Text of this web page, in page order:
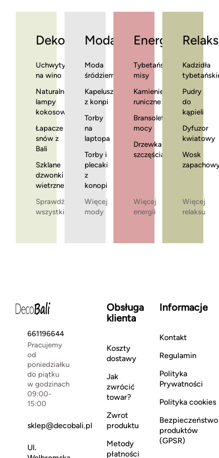
Dekoracje
Uchwyty
na wino
Naturalne
lampy
kokosowe
Łapacze
snów z
Bali
Szklane
dzwonki
wietrzne
Sprawdź
wszystkie
Moda
Moda
śródziemnomorska
Kapelusze
z konpi
Torby
na
laptopa
Torby i
plecaki
z
konopi
Więcej
mody
Energia
Tybetańskie
misy
Kamienie
runiczne
Bransoletki
mocy
Drzewka
szczęścia
Więcej
energii
Relaks
Kadzidła
Pudry
do
kąpieli
Dyfuzor
kwiatowy
Wosk
Więcej
relaksu
661196644
Pracujemy
od
poniedziałku
do piątku
w godzinach
09:00-
15:00
sklep@decobali.pl
Ul.
Obsługa
klienta
Koszty
dostawy
Jak
zwrócić
towar?
Zwrot
produktu
Metody
płatności
Informacje
Kontakt
Regulamin
Polityka
Prywatności
Polityka cookies
Bezpieczeństwo
produktów
(GPSR)